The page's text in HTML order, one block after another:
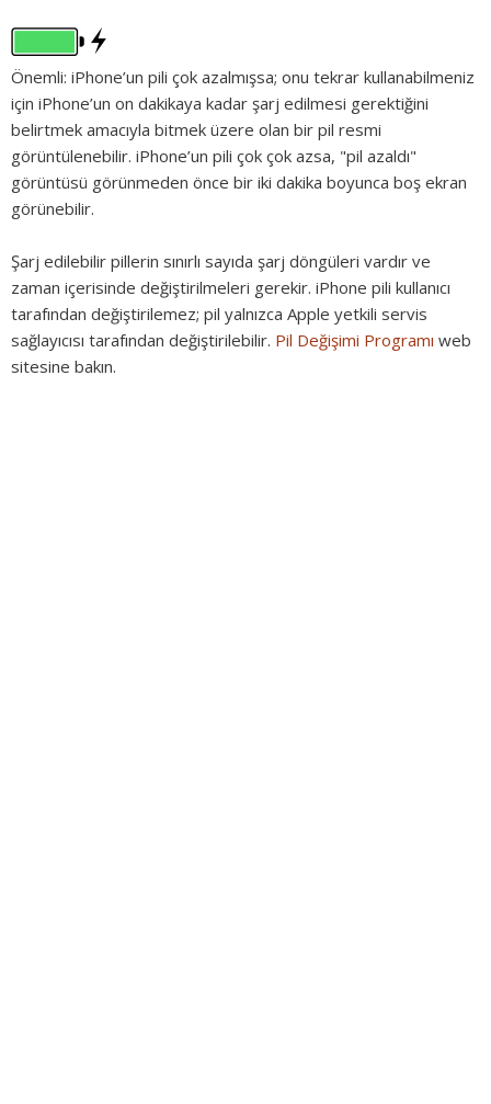
Önemli: iPhone’un pili çok azalmışsa; onu tekrar kullanabilmeniz
için iPhone’un on dakikaya kadar şarj edilmesi gerektiğini
belirtmek amacıyla bitmek üzere olan bir pil resmi
görüntülenebilir. iPhone’un pili çok çok azsa, "pil azaldı"
görüntüsü görünmeden önce bir iki dakika boyunca boş ekran
görünebilir.
Şarj edilebilir pillerin sınırlı sayıda şarj döngüleri vardır ve
zaman içerisinde değiştirilmeleri gerekir. iPhone pili kullanıcı
tarafından değiştirilemez; pil yalnızca Apple yetkili servis
sağlayıcısı tarafından değiştirilebilir. Pil Değişimi Programı web
sitesine bakın.